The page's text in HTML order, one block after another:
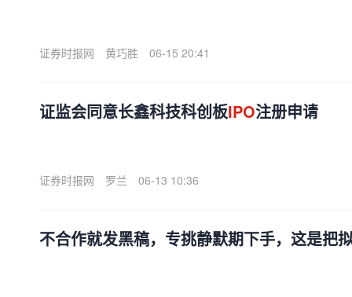
证券时报网 黄巧胜 06-15 20:41
证监会同意长鑫科技科创板IPO注册申请
证券时报网 罗兰 06-13 10:36
不合作就发黑稿，专挑静默期下手，这是把